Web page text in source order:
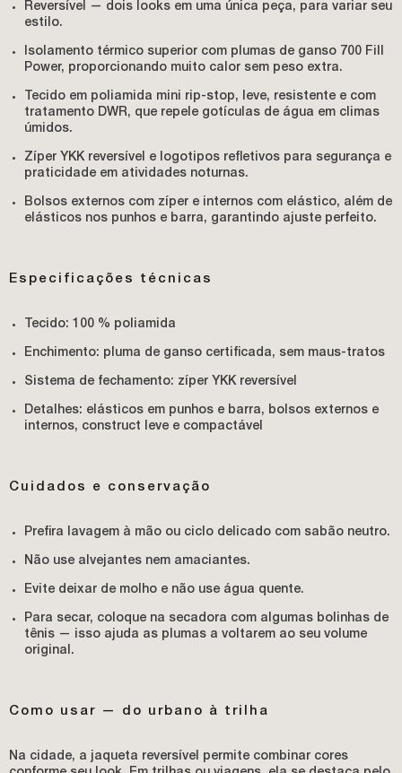
Reversível — dois looks em uma única peça, para variar seu
estilo.
Isolamento térmico superior com plumas de ganso 700 Fill
Power, proporcionando muito calor sem peso extra.
Tecido em poliamida mini rip-stop, leve, resistente e com
tratamento DWR, que repele gotículas de água em climas
úmidos.
Zíper YKK reversível e logotipos refletivos para segurança e
praticidade em atividades noturnas.
Bolsos externos com zíper e internos com elástico, além de
elásticos nos punhos e barra, garantindo ajuste perfeito.
Especificações técnicas
Tecido: 100 % poliamida
Enchimento: pluma de ganso certificada, sem maus-tratos
Sistema de fechamento: zíper YKK reversível
Detalhes: elásticos em punhos e barra, bolsos externos e
internos, construct leve e compactável
Cuidados e conservação
Prefira lavagem à mão ou ciclo delicado com sabão neutro.
Não use alvejantes nem amaciantes.
Evite deixar de molho e não use água quente.
Para secar, coloque na secadora com algumas bolinhas de
tênis — isso ajuda as plumas a voltarem ao seu volume
original.
Como usar — do urbano à trilha
Na cidade, a jaqueta reversível permite combinar cores